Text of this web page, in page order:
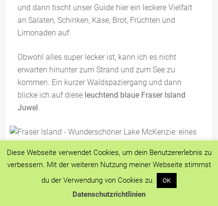
und dann tischt unser Guide hier ein leckere Vielfalt
an Salaten, Schinken, Käse, Brot, Früchten und
Limonaden auf.
Obwohl alles super lecker ist, kann ich es nicht
erwarten hinunter zum Strand und zum See zu
kommen. Ein kurzer Waldspaziergang und dann
blicke ich auf diese leuchtend blaue Fraser Island
Juwel.
Schneeweißer Sand,glasklares Wasser , das in allen
Blautönen leuchtet und rundherum einsattgrüner
Mantel aus Wald– das ist derLake McKenzie
Diese Webseite verwendet Cookies, um dein Benutzererlebnis zu
verbessern. Mit der weiteren Nutzung meiner Webseite stimmst
du der Verwendung von Cookies zu.
OK
Datenschutzrichtlinien